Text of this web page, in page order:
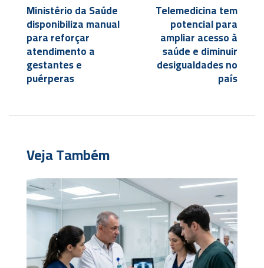
Ministério da Saúde
disponibiliza manual
para reforçar
atendimento a
gestantes e
puérperas
Telemedicina tem
potencial para
ampliar acesso à
saúde e diminuir
desigualdades no
país
Veja Também